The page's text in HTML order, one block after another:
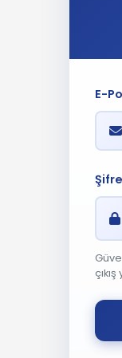
E-
Şifre
çıkış